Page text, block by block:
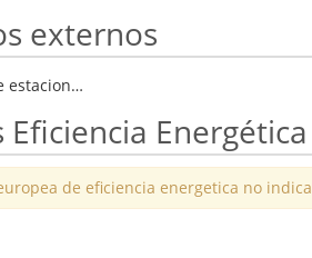
externos
Eficiencia Energética
de eficiencia energetica no